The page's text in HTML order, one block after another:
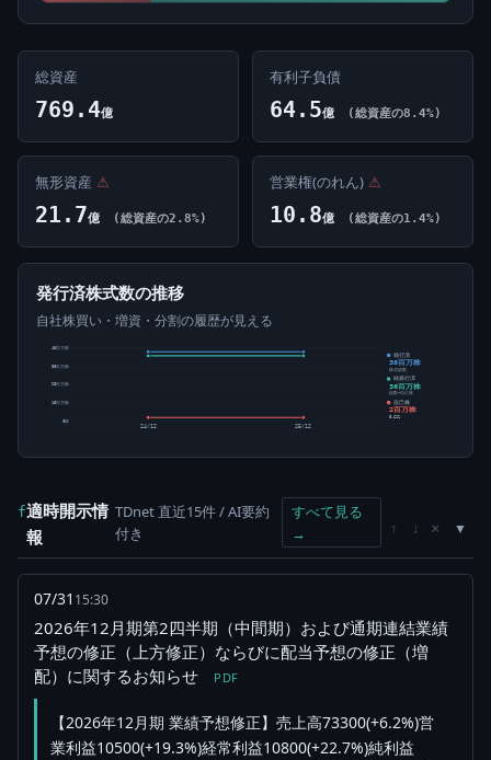
総資産
769.4億
有利子負債
64.5億 (総資産の8.4%)
無形資産 ⚠
21.7億 (総資産の2.8%)
営業権(のれん) ⚠
10.8億 (総資産の1.4%)
発行済株式数の推移
自社株買い・増資・分割の履歴が見える
0株
10百万株
20百万株
30百万株
40百万株
24/12 25/12
発行済
38百万株
株式総数
純発行済
36百万株
総数-自己株
自己株
2百万株
5.61%
f適時開示情
報
TDnet 直近15件 / AI要約
付き
すべて見る
→
↑ ↓ ×
07/31 15:30
2026年12月期第2四半期（中間期）および通期連結業績
予想の修正（上方修正）ならびに配当予想の修正（増
配）に関するお知らせ
PDF
【2026年12月期 業績予想修正】売上高73300(+6.2%)営
業利益10500(+19.3%)経常利益10800(+22.7%)純利益